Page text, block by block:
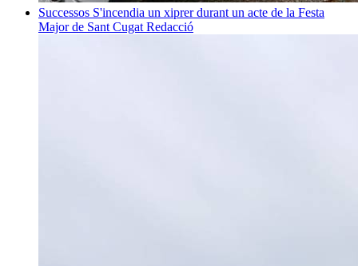
Successos S'incendia un xiprer durant un acte de la Festa
Major de Sant Cugat Redacció